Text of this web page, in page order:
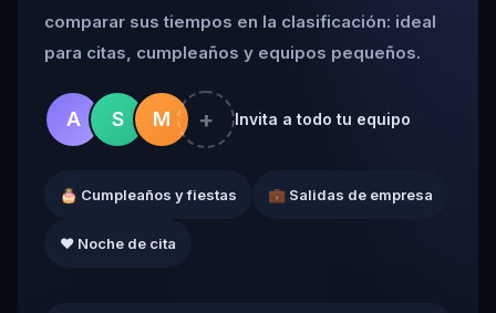
comparar sus tiempos en la clasificación: ideal
para citas, cumpleaños y equipos pequeños.
A S M + Invita a todo tu equipo
🎂 Cumpleaños y fiestas 💼 Salidas de empresa
❤️ Noche de cita